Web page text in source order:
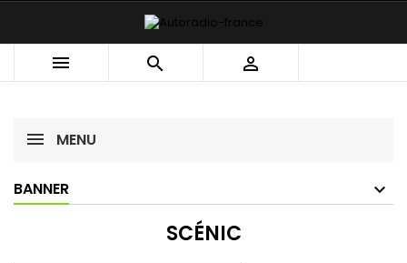
  
MENU
BANNER
SCÉNIC